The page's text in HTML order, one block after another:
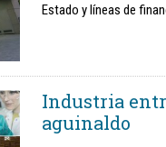
Estado y líneas de
Industria
aguinaldo